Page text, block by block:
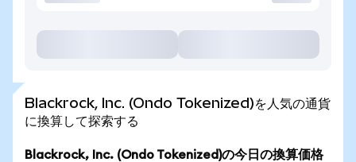
Blackrock, Inc. (Ondo Tokenized)を人気の通貨
に換算して探索する
Blackrock, Inc. (Ondo Tokenized)の今日の換算価格